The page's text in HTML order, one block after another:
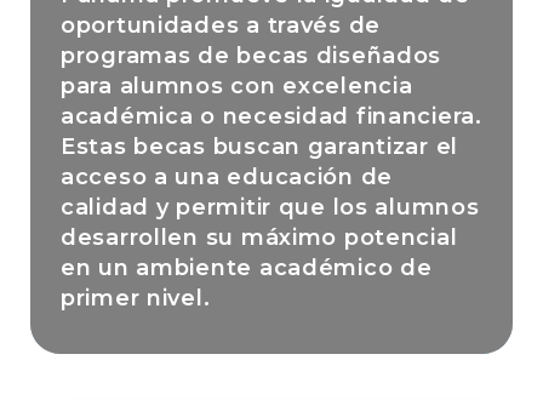
oportunidades a través de
programas de becas diseñados
para alumnos con excelencia
académica o necesidad financiera.
Estas becas buscan garantizar el
acceso a una educación de
calidad y permitir que los alumnos
desarrollen su máximo potencial
en un ambiente académico de
primer nivel.